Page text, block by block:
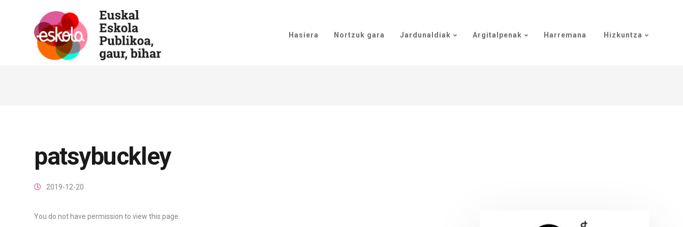
Hasiera Nortzuk gara Jardunaldiak Argitalpenak Harremana Hizkuntza
patsybuckley
2019-12-20
You do not have permission to view this page.